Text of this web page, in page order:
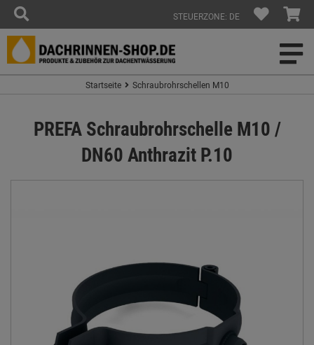
STEUERZONE: DE
Startseite Schraubrohrschellen M10
PREFA Schraubrohrschelle M10 /
DN60 Anthrazit P.10